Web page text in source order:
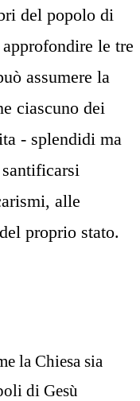
del popolo di
le tre
assumere la
ciascuno dei
- splendidi ma
alle
proprio stato.
la Chiesa sia
di Gesù